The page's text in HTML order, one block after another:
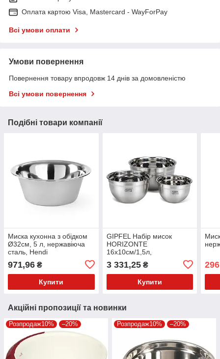
Оплата картою Visa, Mastercard - WayForPay
Всі умови оплати
Умови повернення
Повернення товару впродовж 14 днів за домовленістю
Всі умови повернення
Подібні товари компанії
Миска кухонна з обідком
Ø32см, 5 л, нержавіюча
сталь, Hendi
971,96 ₴
Купити
GIPFEL Набір мисок
HORIZONTE
16х10см/1,5л,
24х13см/4,2л. Матеріал:
нерж. сталь 18/0.
3 331,25₴
Купити
Акційні пропозиції та новинки
Розпродаж10% –20% Розпродаж10% –20%